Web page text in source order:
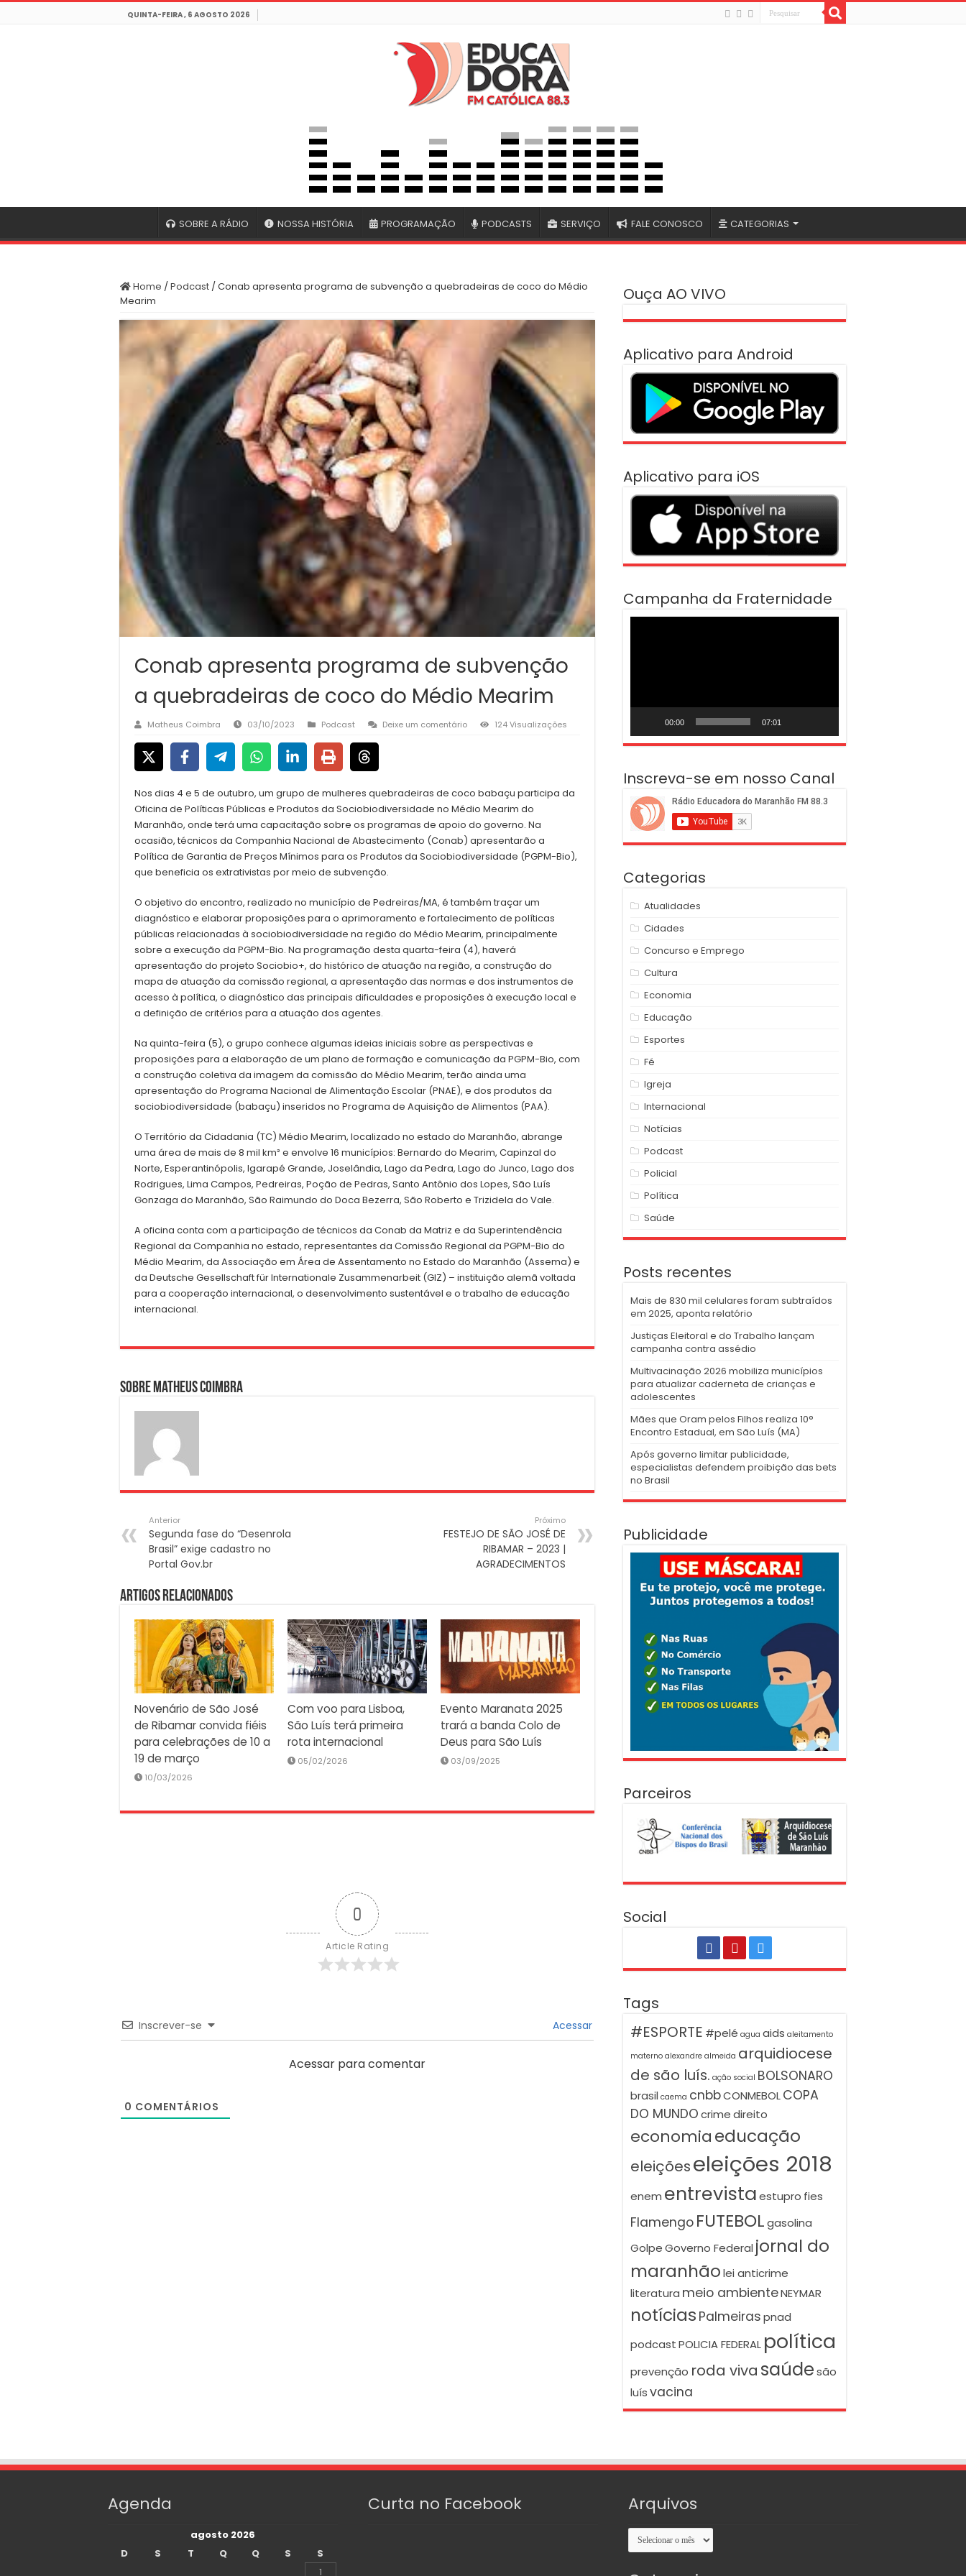
QUINTA-FEIRA , 6 AGOSTO 2026
SOBRE A RÁDIO NOSSA HISTÓRIA PROGRAMAÇÃO PODCASTS SERVIÇO FALE CONOSCO CATEGORIAS
Home /Podcast /Conab apresenta programa de subvenção a quebradeiras de coco do Médio
Mearim
Conab apresenta programa de subvenção
a quebradeiras de coco do Médio Mearim
Matheus Coimbra 03/10/2023 Podcast Deixe um comentário 124 Visualizações
Nos dias 4 e 5 de outubro, um grupo de mulheres quebradeiras de coco babaçu participa da
Oficina de Políticas Públicas e Produtos da Sociobiodiversidade no Médio Mearim do
Maranhão, onde terá uma capacitação sobre os programas de apoio do governo. Na
ocasião, técnicos da Companhia Nacional de Abastecimento (Conab) apresentarão a
Política de Garantia de Preços Mínimos para os Produtos da Sociobiodiversidade (PGPM-Bio),
que beneficia os extrativistas por meio de subvenção.
O objetivo do encontro, realizado no município de Pedreiras/MA, é também traçar um
diagnóstico e elaborar proposições para o aprimoramento e fortalecimento de políticas
públicas relacionadas à sociobiodiversidade na região do Médio Mearim, principalmente
sobre a execução da PGPM-Bio. Na programação desta quarta-feira (4), haverá
apresentação do projeto Sociobio+, do histórico de atuação na região, a construção do
mapa de atuação da comissão regional, a apresentação das normas e dos instrumentos de
acesso à política, o diagnóstico das principais dificuldades e proposições à execução local e
a definição de critérios para a atuação dos agentes.
Na quinta-feira (5), o grupo conhece algumas ideias iniciais sobre as perspectivas e
proposições para a elaboração de um plano de formação e comunicação da PGPM-Bio, com
a construção coletiva da imagem da comissão do Médio Mearim, terão ainda uma
apresentação do Programa Nacional de Alimentação Escolar (PNAE), e dos produtos da
sociobiodiversidade (babaçu) inseridos no Programa de Aquisição de Alimentos (PAA).
O Território da Cidadania (TC) Médio Mearim, localizado no estado do Maranhão, abrange
uma área de mais de 8 mil km² e envolve 16 municípios: Bernardo do Mearim, Capinzal do
Norte, Esperantinópolis, Igarapé Grande, Joselândia, Lago da Pedra, Lago do Junco, Lago dos
Rodrigues, Lima Campos, Pedreiras, Poção de Pedras, Santo Antônio dos Lopes, São Luís
Gonzaga do Maranhão, São Raimundo do Doca Bezerra, São Roberto e Trizidela do Vale.
A oficina conta com a participação de técnicos da Conab da Matriz e da Superintendência
Regional da Companhia no estado, representantes da Comissão Regional da PGPM-Bio do
Médio Mearim, da Associação em Área de Assentamento no Estado do Maranhão (Assema) e
da Deutsche Gesellschaft für Internationale Zusammenarbeit (GIZ) – instituição alemã voltada
para a cooperação internacional, o desenvolvimento sustentável e o trabalho de educação
internacional.
Sobre Matheus Coimbra
Anterior
Segunda fase do “Desenrola
Brasil” exige cadastro no
Portal Gov.br
Próximo
FESTEJO DE SÃO JOSÉ DE
RIBAMAR – 2023 |
AGRADECIMENTOS
Artigos Relacionados
Novenário de São José
de Ribamar convida fiéis
para celebrações de 10 a
19 de março
10/03/2026
Com voo para Lisboa,
São Luís terá primeira
rota internacional
05/02/2026
Evento Maranata 2025
trará a banda Colo de
Deus para São Luís
03/09/2025
0
Article Rating
Inscrever-se Acessar
Acessar para comentar
0 COMENTÁRIOS
Ouça AO VIVO
Aplicativo para Android
Aplicativo para iOS
Campanha da Fraternidade
00:00 07:01
Inscreva-se em nosso Canal
Categorias
Atualidades
Cidades
Concurso e Emprego
Cultura
Economia
Educação
Esportes
Fé
Igreja
Internacional
Notícias
Podcast
Policial
Política
Saúde
Posts recentes
Mais de 830 mil celulares foram subtraídos
em 2025, aponta relatório
Justiças Eleitoral e do Trabalho lançam
campanha contra assédio
Multivacinação 2026 mobiliza municípios
para atualizar caderneta de crianças e
adolescentes
Mães que Oram pelos Filhos realiza 10°
Encontro Estadual, em São Luís (MA)
Após governo limitar publicidade,
especialistas defendem proibição das bets
no Brasil
Publicidade
Parceiros
Social
Tags
#ESPORTE #pelé agua aids aleitamento
materno alexandre almeida arquidiocese
de são luís. ação social BOLSONARO
brasil caema cnbbCONMEBOLCOPA
DO MUNDOcrimedireito
economiaeducação
eleiçõeseleições 2018
enem entrevistaestupro fies
Flamengo FUTEBOLgasolina
GolpeGoverno Federal jornal do
maranhãolei anticrime
literatura meio ambienteNEYMAR
notícias Palmeiraspnad
podcastPOLICIA FEDERAL política
prevenção roda viva saúdesão
luísvacina
Agenda
agosto 2026
D
S T Q Q S
S
1
Curta no Facebook Arquivos
Arquivos